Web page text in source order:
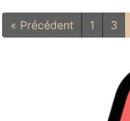
« Précédent 1 3